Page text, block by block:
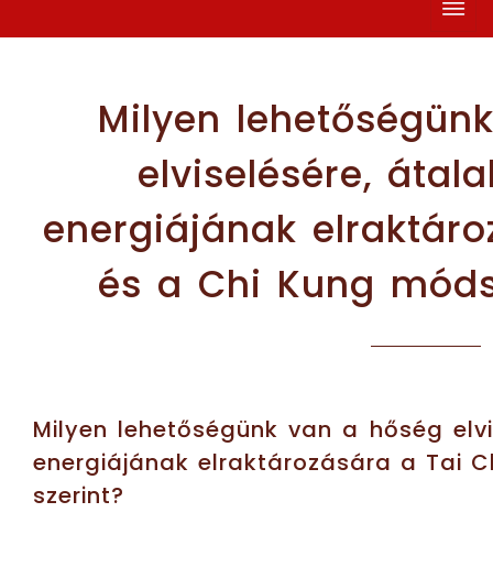
Milyen
elviselésére,
energiájának
és a Chi Kung
Milyen lehetőségünk van a hőség
energiájának elraktározására a Tai
szerint?